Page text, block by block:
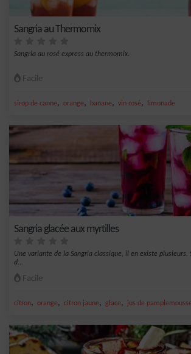
Sangria au Thermomix
Sangria au rosé express au thermomix.
Facile
sirop de canne, orange, banane, vin rosé, limonade
Sangria glacée aux myrtilles
Une variante de la Sangria classique, il en existe plusieurs.
d...
Facile
citron, orange, citron jaune, glace, jus de